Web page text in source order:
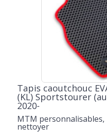
Tapis caoutchouc
(KL) Sportstourer
2020-
MTM personnalisables,
nettoyer